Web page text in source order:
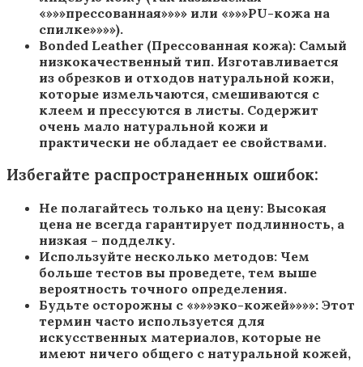
«»»»прессованная»»»» или «»»»PU-кожа на
спилке»»»»).
Bonded Leather (Прессованная кожа): Самый
низкокачественный тип. Изготавливается
из обрезков и отходов натуральной кожи,
которые измельчаются, смешиваются с
клеем и прессуются в листы. Содержит
очень мало натуральной кожи и
практически не обладает ее свойствами.
Избегайте распространенных ошибок:
Не полагайтесь только на цену: Высокая
цена не всегда гарантирует подлинность, а
низкая – подделку.
Используйте несколько методов: Чем
больше тестов вы проведете, тем выше
вероятность точного определения.
Будьте осторожны с «»»»эко-кожей»»»»: Этот
термин часто используется для
искусственных материалов, которые не
имеют ничего общего с натуральной кожей,